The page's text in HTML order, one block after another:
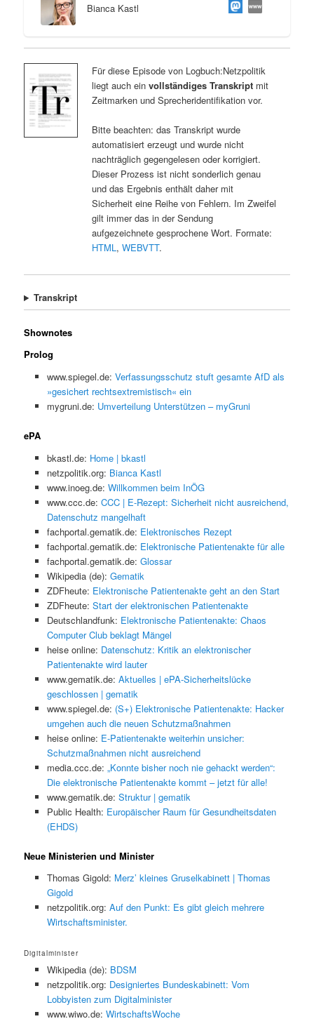
Bianca Kastl
Für diese Episode von Logbuch:Netzpolitik
liegt auch ein vollständiges Transkriptmit
Zeitmarken und Sprecheridentifikation vor.
Bitte beachten: das Transkript wurde
automatisiert erzeugt und wurde nicht
nachträglich gegengelesen oder korrigiert.
Dieser Prozess ist nicht sonderlich genau
und das Ergebnis enthält daher mit
Sicherheit eine Reihe von Fehlern. Im Zweifel
gilt immer das in der Sendung
aufgezeichnete gesprochene Wort. Formate:
HTML, WEBVTT.
Transkript
Shownotes
Prolog
www.spiegel.de: Verfassungsschutz stuft gesamte AfD als
»gesichert rechtsextremistisch« ein
mygruni.de: Umverteilung Unterstützen – myGruni
ePA
bkastl.de: Home | bkastl
netzpolitik.org: Bianca Kastl
www.inoeg.de: Willkommen beim InÖG
www.ccc.de: CCC | E-Rezept: Sicherheit nicht ausreichend,
Datenschutz mangelhaft
fachportal.gematik.de: Elektronisches Rezept
fachportal.gematik.de: Elektronische Patientenakte für alle
fachportal.gematik.de: Glossar
Wikipedia (de): Gematik
ZDFheute: Elektronische Patientenakte geht an den Start
ZDFheute: Start der elektronischen Patientenakte
Deutschlandfunk: Elektronische Patientenakte: Chaos
Computer Club beklagt Mängel
heise online: Datenschutz: Kritik an elektronischer
Patientenakte wird lauter
www.gematik.de: Aktuelles | ePA-Sicherheitslücke
geschlossen | gematik
www.spiegel.de: (S+) Elektronische Patientenakte: Hacker
umgehen auch die neuen Schutzmaßnahmen
heise online: E-Patientenakte weiterhin unsicher:
Schutzmaßnahmen nicht ausreichend
media.ccc.de: „Konnte bisher noch nie gehackt werden“:
Die elektronische Patientenakte kommt – jetzt für alle!
www.gematik.de: Struktur | gematik
Public Health: Europäischer Raum für Gesundheitsdaten
(EHDS)
Neue Ministerien und Minister
Thomas Gigold: Merz’ kleines Gruselkabinett | Thomas
Gigold
netzpolitik.org: Auf den Punkt: Es gibt gleich mehrere
Wirtschaftsminister.
Digitalminister
Wikipedia (de): BDSM
netzpolitik.org: Designiertes Bundeskabinett: Vom
Lobbyisten zum Digitalminister
www.wiwo.de: WirtschaftsWoche